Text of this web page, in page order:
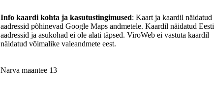
Info kaardi kohta ja kasutustingimused: Kaart ja kaardil näidatud
aadressid põhinevad Google Maps andmetele. Kaardil näidatud Eesti
aadressid ja asukohad ei ole alati täpsed. ViroWeb ei vastuta kaardil
näidatud võimalike valeandmete eest.
Narva maantee 13